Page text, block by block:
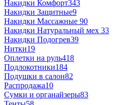
Накидки Комфорт343
Накидки Защитные9
Накидки Массажные 90
Накидки Натуральный мех 33
Накидки Подогрев39
Нитки19
Оплетки на руль418
Подлокотники184
Подушки в салон82
Распродажа10
Сумки и органайзеры83